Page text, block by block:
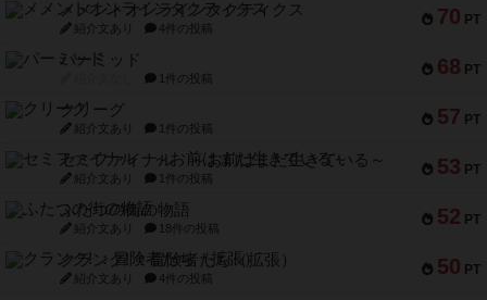
70 PT
メメントオンラインタクティクス
紹介文あり 4件の投稿
68 PT
パーミッド
1件の投稿
57 PT
クリーグ
紹介文あり 1件の投稿
53 PT
セミファイナル ～お前はまだ生きている～
紹介文あり 1件の投稿
52 PT
ふたつの街の物語
紹介文あり 18件の投稿
50 PT
クランク! ：冒険者たち（拡張）
紹介文あり 4件の投稿